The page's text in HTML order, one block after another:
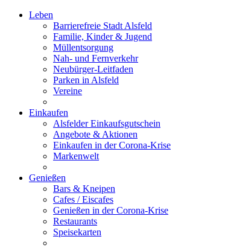
Leben
Barrierefreie Stadt Alsfeld
Familie, Kinder & Jugend
Müllentsorgung
Nah- und Fernverkehr
Neubürger-Leitfaden
Parken in Alsfeld
Vereine
Einkaufen
Alsfelder Einkaufsgutschein
Angebote & Aktionen
Einkaufen in der Corona-Krise
Markenwelt
Genießen
Bars & Kneipen
Cafes / Eiscafes
Genießen in der Corona-Krise
Restaurants
Speisekarten